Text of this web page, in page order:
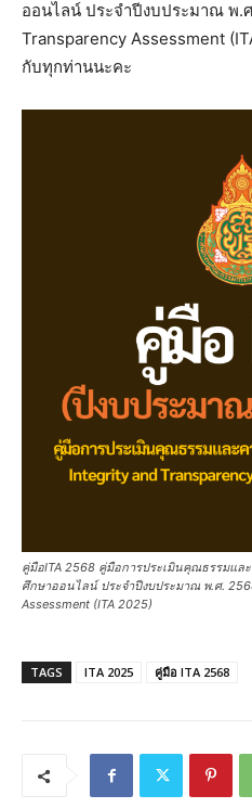
ออนไลน์ ประจำปีงบประมาณ พ.
Transparency Assessment
กับทุกท่านนะคะ
คู่มือITA 2568 คู่มือการประเมินคุณธรรมแล
ศึกษาออนไลน์ ประจำปีงบประมาณ พ.ศ.
Assessment (ITA 2025)
TAGS ITA 2025 คู่มือ ITA 2568